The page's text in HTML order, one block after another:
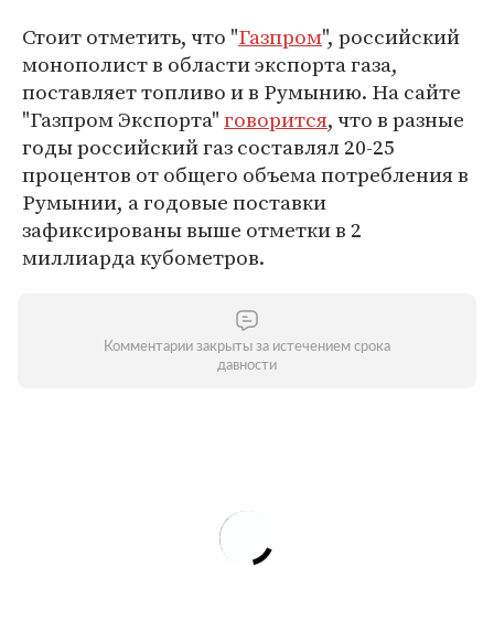
Стоит отметить, что "Газпром", российский
монополист в области экспорта газа,
поставляет топливо и в Румынию. На сайте
"Газпром Экспорта"говорится, что в разные
годы российский газ составлял 20-25
процентов от общего объема потребления в
Румынии, а годовые поставки
зафиксированы выше отметки в 2
миллиарда кубометров.
Комментарии закрыты за истечением срока
давности